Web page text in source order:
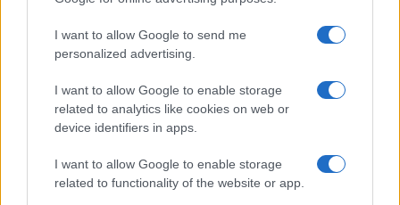
I want to allow Google to send me
personalized advertising.
I want to allow Google to enable storage
related to analytics like cookies on web or
device identifiers in apps.
I want to allow Google to enable storage
related to functionality of the website or app.
Limited Edition
N/A = Nincs adat. Legutóbbi frissítés: 2026-07-13 19:00:00